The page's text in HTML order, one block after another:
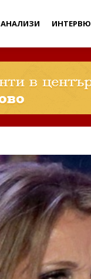
АНАЛИЗИ ИНТЕРВЮ